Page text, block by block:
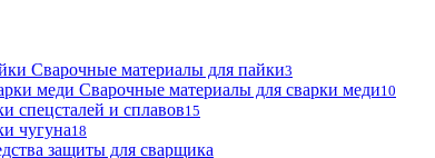
Сварочные материалы для пайки3
Сварочные материалы для сварки меди10
спецсталей и сплавов15
чугуна18
защиты для сварщика